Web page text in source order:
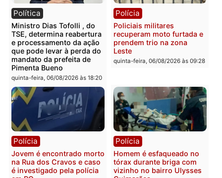
Publicidade
Categorias
Polícia
Você também vai querer ler...
Política Polícia